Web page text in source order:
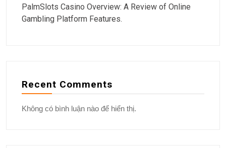
PalmSlots Casino Overview: A Review of Online
Gambling Platform Features.
Recent Comments
Không có bình luận nào để hiển thị.